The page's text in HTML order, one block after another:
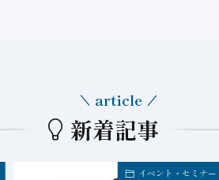
新着記事
article
イベント・セミナー